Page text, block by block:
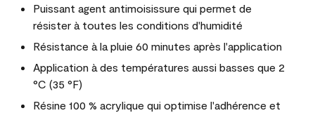
Puissant agent antimoisissure qui permet de
résister à toutes les conditions d'humidité
Résistance à la pluie 60 minutes après l'application
Application à des températures aussi basses que 2
°C (35 °F)
Résine 100 % acrylique qui optimise l'adhérence et